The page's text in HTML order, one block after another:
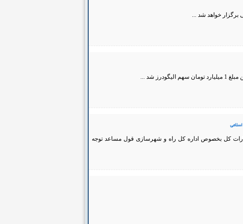
برگزار خواهد شد ...
کل بخصوص اداره کل راه و شهرسازی قول مساعد توجه